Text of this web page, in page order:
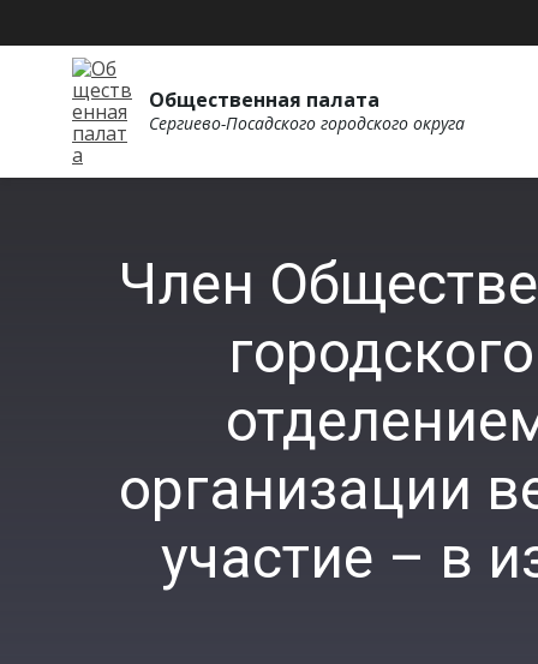
Общественная палата
Сергиево-Посадского городского округа
Член
организации
участие – в